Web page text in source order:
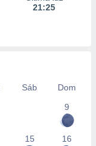
21:25
Sáb
Dom
9
15 16